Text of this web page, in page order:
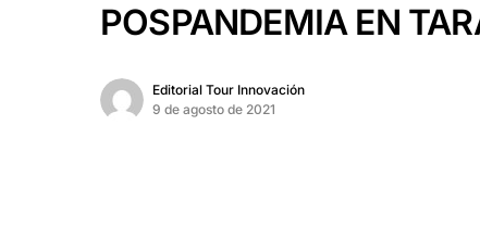
POSPANDEMIA EN
Editorial Tour Innovación
9 de agosto de 2021